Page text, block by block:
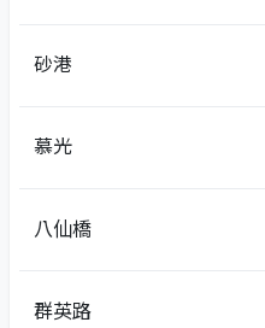
砂港
慕光
八仙橋
群英路